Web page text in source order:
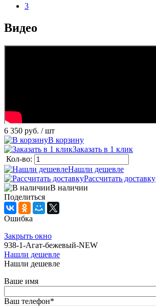
3
идео
6 350 руб. / шт
корзину
Заказать в 1 клик
Кол-во:
Нашли дешевле
Рассчитать доставку
наличии
Поделиться
Ошибка
Закрыть окно
938-1-Агат-бежевый-NEW
Нашли дешевле
Нашли дешевле
аше имя
аш телефон*